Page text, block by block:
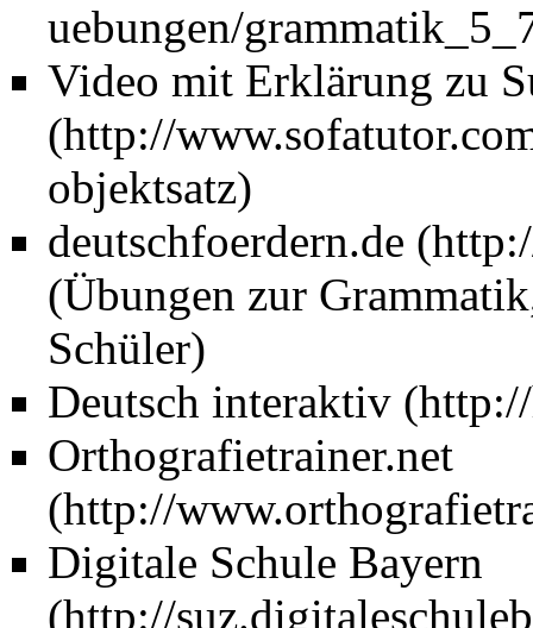
Video mit Erklärung zu
deutschfoerdern.de
(Übungen zur
Schüler)
Deutsch interaktiv
Orthografietrainer.net
Digitale Schule Bayern